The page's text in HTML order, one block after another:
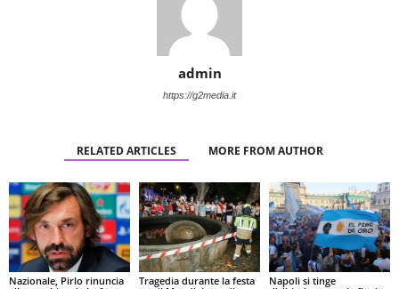
admin
https://g2media.it
RELATED ARTICLES MORE FROM AUTHOR
Nazionale, Pirlo rinuncia
Tragedia durante la festa
Napoli si tinge